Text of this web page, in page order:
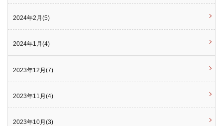
2024年2月(5)
2024年1月(4)
2023年12月(7)
2023年11月(4)
2023年10月(3)